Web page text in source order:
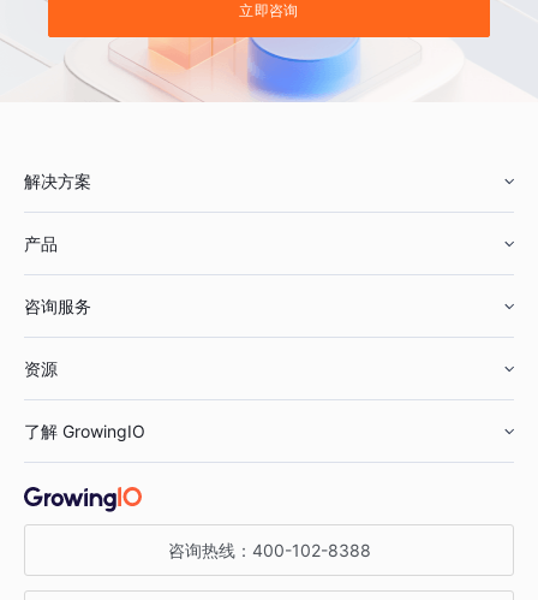
立即咨询
解决方案
鞋服行业
汽车行业
金融行业
产品
智能运营
获客分析
咨询服务
资源
增长公开课
增长博客
了解 GrowingIO
关于 GrowingIO
增长大会
咨询热线： 400-102-8388